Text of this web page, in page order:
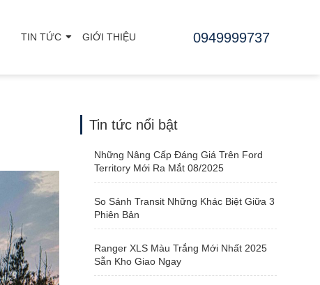
TIN TỨC GIỚI THIỆU 0949999737
Tin tức nổi bật
Những Nâng Cấp Đáng Giá Trên Ford
Territory Mới Ra Mắt 08/2025
So Sánh Transit Những Khác Biệt Giữa 3
Phiên Bản
Ranger XLS Màu Trắng Mới Nhất 2025
Sẵn Kho Giao Ngay